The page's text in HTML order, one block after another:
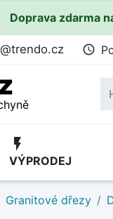
Doprava zdarma
access_time
flash_on
VÝPRODEJ
Granitové dřezy